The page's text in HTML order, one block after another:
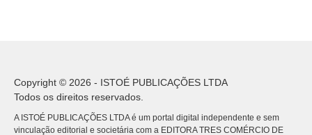
Copyright © 2026 - ISTOÉ PUBLICAÇÕES LTDA
Todos os direitos reservados.
A ISTOÉ PUBLICAÇÕES LTDA é um portal digital independente e sem
vinculação editorial e societária com a EDITORA TRES COMÉRCIO DE